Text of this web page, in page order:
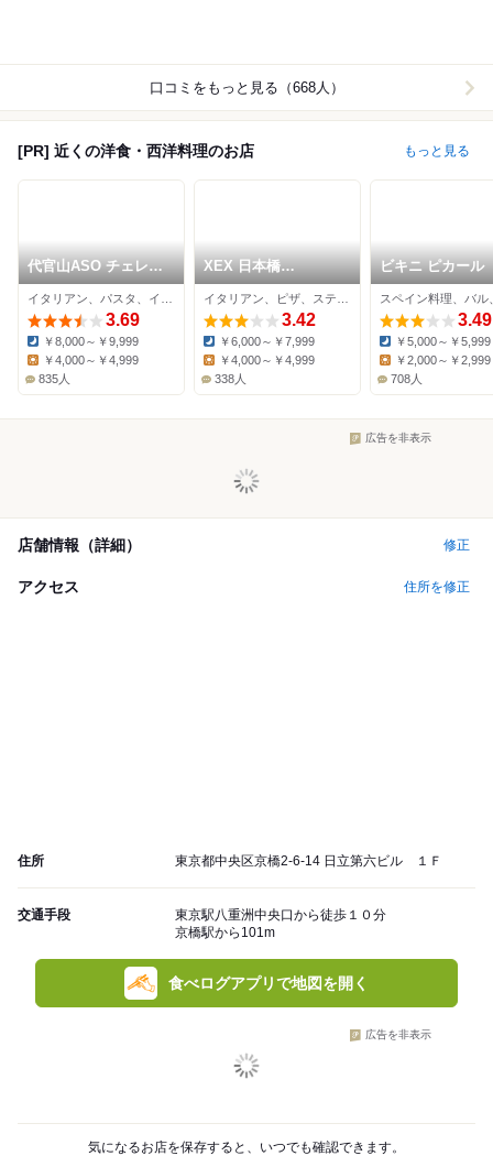
口コミをもっと見る（668人）
[PR] 近くの洋食・西洋料理のお店 もっと見る
代官山ASO チェレス
テ 日本橋店
3.69
Dinner:
￥8,000～￥9,999
￥4,000～￥4,999
835人
XEX 日本橋
Salvatore Cuomo
Bros.
3.42
Dinner:
￥6,000～￥7,999
￥4,000～￥4,999
338人
ビキニ ピカール
3.49
Dinner:
￥5,000～￥5,999
￥2,000～￥2,999
708人
広告を非表示
店舗情報（詳細） 修正
アクセス 住所を修正
住所 東京都中央区京橋2-6-14 日立第六ビル １Ｆ
交通手段
東京駅八重洲中央口から徒歩１０分
京橋駅から101m
食べログアプリで地図を開く
広告を非表示
気になるお店を保存すると、いつでも確認できます。